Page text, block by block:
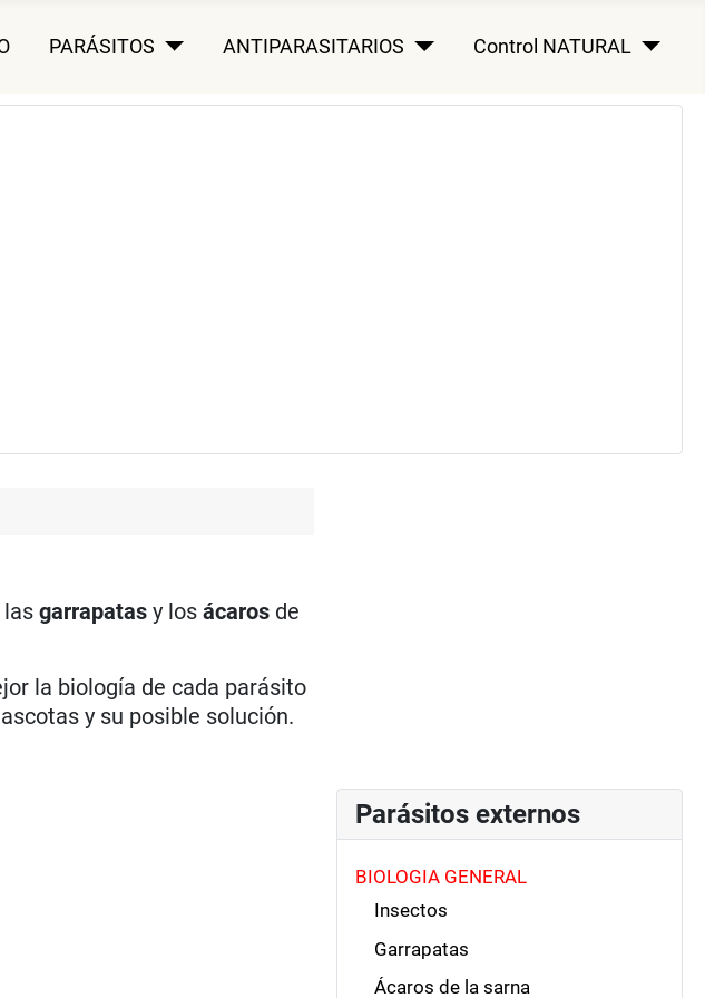
PARÁSITOS ANTIPARASITARIOS Control NATURAL
lasgarrapatas y losácaros de
la biología de cada parásito
y su posible solución.
Parásitos externos
BIOLOGIA GENERAL
Insectos
Garrapatas
Ácaros de la sarna